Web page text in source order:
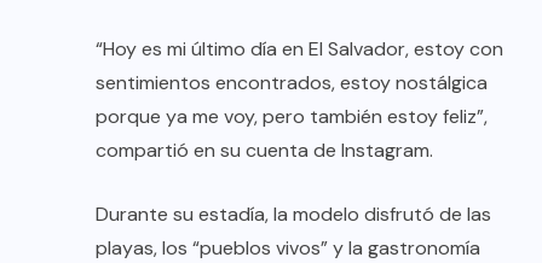
“Hoy es mi último día en El Salvador, estoy con
sentimientos encontrados, estoy nostálgica
porque ya me voy, pero también estoy feliz”,
compartió en su cuenta de Instagram.
Durante su estadía, la modelo disfrutó de las
playas, los “pueblos vivos” y la gastronomía